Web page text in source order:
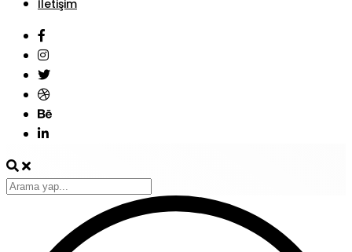
İletişim